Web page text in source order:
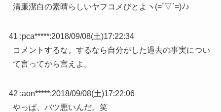
清廉潔白の素晴らしいヤフコメびとよヽ(=´▽`=)ﾉ♪
41 :pca*****:2018/09/08(土)17:22:34
コメントするな。するなら自分がした過去の事実につい
て言ってから言えよ。
42 :aon*****:2018/09/08(土)17:22:06
やっぱ、バツ悪いんだ。笑